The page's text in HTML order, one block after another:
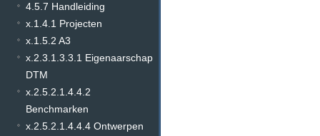
4.5.7 Handleiding
x.1.4.1 Projecten
x.1.5.2 A3
x.2.3.1.3.3.1 Eigenaarschap
DTM
x.2.5.2.1.4.4.2
Benchmarken
x.2.5.2.1.4.4.4 Ontwerpen